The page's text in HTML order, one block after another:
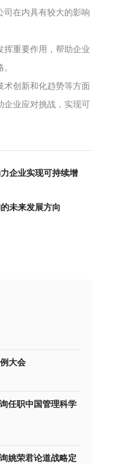
司在内具有较大的影响
挥重要作用，帮助企业
术创新和化趋势等方面
企业应对挑战，实现可
企业实现可持续增
未来发展方向
大会
任职中国管理科学
姚荣君论道战略定